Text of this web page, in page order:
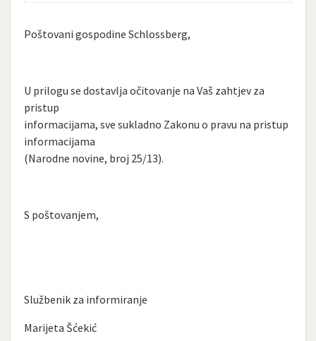
Poštovani gospodine Schlossberg,
U prilogu se dostavlja očitovanje na Vaš zahtjev za
pristup
informacijama, sve sukladno Zakonu o pravu na pristup
informacijama
(Narodne novine, broj 25/13).
S poštovanjem,
Službenik za informiranje
Marijeta Šćekić